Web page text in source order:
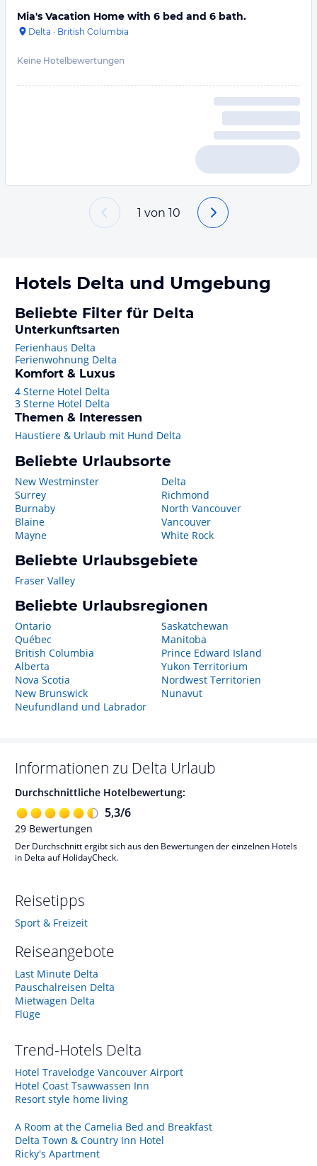
Mia's Vacation Home with 6 bed and 6 bath.
Delta · British Columbia
Keine Hotelbewertungen
1 von 10
Hotels Delta und Umgebung
Beliebte Filter für Delta
Unterkunftsarten
Ferienhaus Delta
Ferienwohnung Delta
Komfort & Luxus
4 Sterne Hotel Delta
3 Sterne Hotel Delta
Themen & Interessen
Haustiere & Urlaub mit Hund Delta
Beliebte Urlaubsorte
New Westminster
Surrey
Burnaby
Blaine
Mayne
Delta
Richmond
North Vancouver
Vancouver
White Rock
Beliebte Urlaubsgebiete
Fraser Valley
Beliebte Urlaubsregionen
Ontario
Québec
British Columbia
Alberta
Nova Scotia
New Brunswick
Neufundland und Labrador
Saskatchewan
Manitoba
Prince Edward Island
Yukon Territorium
Nordwest Territorien
Nunavut
Informationen zu Delta Urlaub
Durchschnittliche Hotelbewertung:
5,3/6
29 Bewertungen
Der Durchschnitt ergibt sich aus den Bewertungen der einzelnen Hotels
in Delta auf HolidayCheck.
Reisetipps
Sport & Freizeit
Reiseangebote
Last Minute Delta
Pauschalreisen Delta
Mietwagen Delta
Flüge
Trend-Hotels Delta
Hotel Travelodge Vancouver Airport
Hotel Coast Tsawwassen Inn
Resort style home living
A Room at the Camelia Bed and Breakfast
Delta Town & Country Inn Hotel
Ricky's Apartment